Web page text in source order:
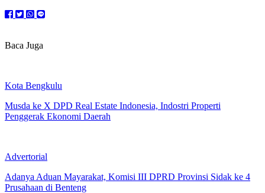
Baca Juga
Kota Bengkulu
Musda ke X DPD Real Estate Indonesia, Indostri Properti
Penggerak Ekonomi Daerah
Advertorial
Adanya Aduan Mayarakat, Komisi III DPRD Provinsi Sidak ke 4
Prusahaan di Benteng